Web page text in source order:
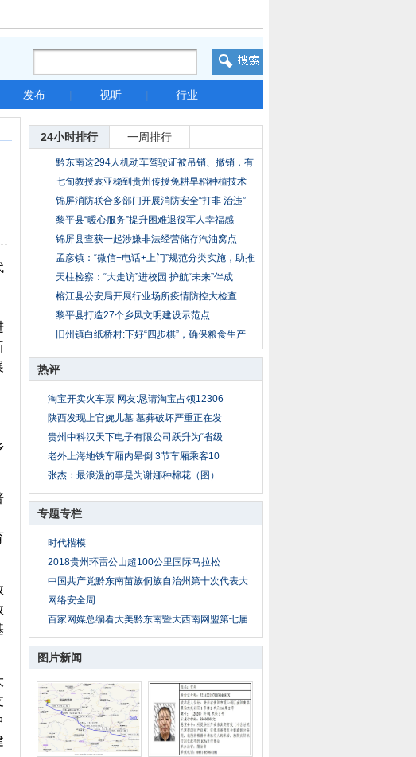
发布 | 视听 | 行业
24小时排行 一周排行
黔东南这294人机动车驾驶证被吊销、撤销，有
你
七旬教授袁亚稳到贵州传授免耕旱稻种植技术
受欢
锦屏消防联合多部门开展消防安全“打非 治违”
黎平县“暖心服务”提升困难退役军人幸福感
锦屏县查获一起涉嫌非法经营储存汽油窝点
孟彦镇：“微信+电话+上门”规范分类实施，助推
天柱检察：“大走访”进校园 护航“未来”伴成
榕江县公安局开展行业场所疫情防控大检查
黎平县打造27个乡风文明建设示范点
旧州镇白纸桥村:下好“四步棋”，确保粮食生产
热评
淘宝开卖火车票 网友:恳请淘宝占领12306
陕西发现上官婉儿墓 墓葬破坏严重正在发
贵州中科汉天下电子有限公司跃升为“省级
老外上海地铁车厢内晕倒 3节车厢乘客10
张杰：最浪漫的事是为谢娜种棉花（图）
专题专栏
时代楷模
2018贵州环雷公山超100公里国际马拉松
中国共产党黔东南苗族侗族自治州第十次代表大
网络安全周
百家网媒总编看大美黔东南暨大西南网盟第七届
图片新闻